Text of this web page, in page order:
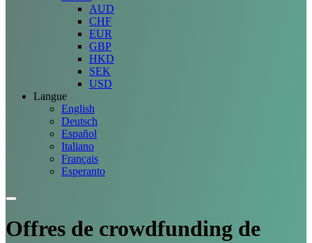
AUD
CHF
EUR
GBP
HKD
SEK
USD
Langue
English
Deutsch
Español
Italiano
Français
Esperanto
Offres de crowdfunding de